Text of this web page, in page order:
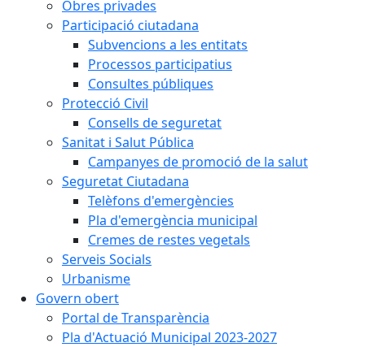
Obres privades
Participació ciutadana
Subvencions a les entitats
Processos participatius
Consultes públiques
Protecció Civil
Consells de seguretat
Sanitat i Salut Pública
Campanyes de promoció de la salut
Seguretat Ciutadana
Telèfons d'emergències
Pla d'emergència municipal
Cremes de restes vegetals
Serveis Socials
Urbanisme
Govern obert
Portal de Transparència
Pla d'Actuació Municipal 2023-2027